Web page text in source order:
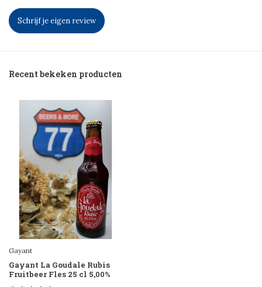
Schrijf je eigen review
Recent bekeken producten
Gayant
Gayant La Goudale Rubis
Fruitbeer Fles 25 cl 5,00%